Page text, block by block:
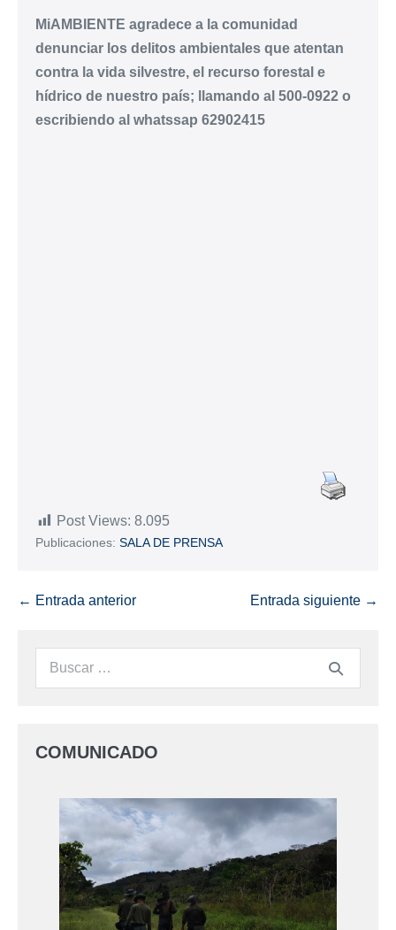
MiAMBIENTE agradece a la comunidad
denunciar los delitos ambientales que atentan
contra la vida silvestre, el recurso forestal e
hídrico de nuestro país; llamando al 500-0922 o
escribiendo al whatssap 62902415
Post Views: 8.095
Publicaciones: SALA DE PRENSA
← Entrada anterior Entrada siguiente →
COMUNICADO